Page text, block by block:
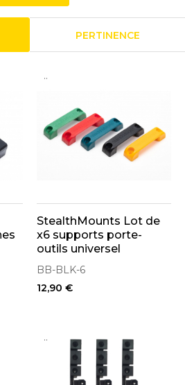
PERTINENCE
..
StealthMounts Lot de
x6 supports porte-
outils universel
32x7mm BB-6
BB-BLK-6
12,90 €
..